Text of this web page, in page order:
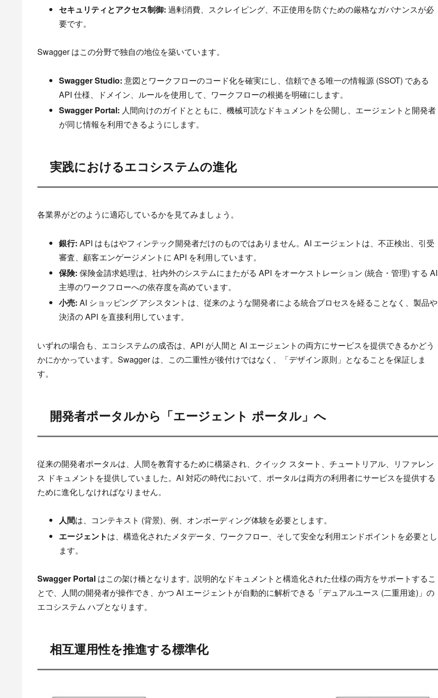
セキュリティとアクセス制御: 過剰消費、スクレイピング、不正使用を防ぐための厳格なガバナンスが必
要です。
Swagger はこの分野で独自の地位を築いています。
Swagger Studio: 意図とワークフローのコード化を確実にし、信頼できる唯一の情報源 (SSOT) である
API 仕様、ドメイン、ルールを使用して、ワークフローの根拠を明確にします。
Swagger Portal: 人間向けのガイドとともに、機械可読なドキュメントを公開し、エージェントと開発者
が同じ情報を利用できるようにします。
実践におけるエコシステムの進化
各業界がどのように適応しているかを見てみましょう。
銀行: API はもはやフィンテック開発者だけのものではありません。AI エージェントは、不正検出、引受
審査、顧客エンゲージメントに API を利用しています。
保険: 保険金請求処理は、社内外のシステムにまたがる API をオーケストレーション (統合・管理) する AI
主導のワークフローへの依存度を高めています。
小売: AI ショッピング アシスタントは、従来のような開発者による統合プロセスを経ることなく、製品や
決済の API を直接利用しています。
いずれの場合も、エコシステムの成否は、API が人間と AI エージェントの両方にサービスを提供できるかどう
かにかかっています。Swagger は、この二重性が後付けではなく、「デザイン原則」となることを保証しま
す。
開発者ポータルから「エージェント ポータル」へ
従来の開発者ポータルは、人間を教育するために構築され、クイック スタート、チュートリアル、リファレン
ス ドキュメントを提供していました。AI 対応の時代において、ポータルは両方の利用者にサービスを提供する
ために進化しなければなりません。
人間は、コンテキスト (背景)、例、オンボーディング体験を必要とします。
エージェントは、構造化されたメタデータ、ワークフロー、そして安全な利用エンドポイントを必要とし
ます。
Swagger Portal はこの架け橋となります。説明的なドキュメントと構造化された仕様の両方をサポートするこ
とで、人間の開発者が操作でき、かつ AI エージェントが自動的に解析できる「デュアルユース (二重用途)」の
エコシステム ハブとなります。
相互運用性を推進する標準化